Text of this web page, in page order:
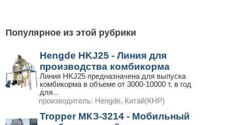
Популярное из этой рубрики
Hengde HKJ25 - Линия для
производства комбикорма
Линия HKJ25 предназначена для выпуска
комбикорма в объеме от 3000-10000 т. в год
для...
производитель: Hengde, Китай(КНР)
Tropper МКЗ-3214 - Мобильный